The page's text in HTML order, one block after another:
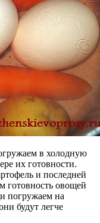
в холодную
их готовности.
и последней
готовность овощей
погружаем на
будут легче